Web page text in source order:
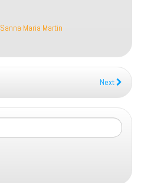
Sanna Maria Martin
Next